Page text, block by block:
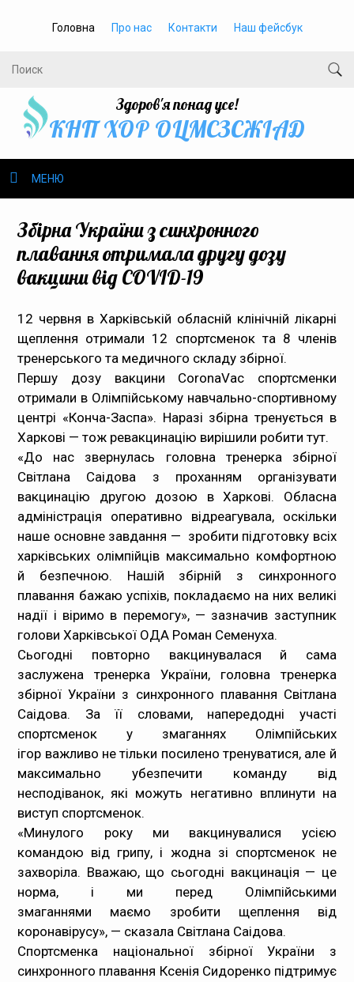
Головна Про нас Контакти Наш фейсбук
Здоров'я понад усе!
КНП ХОР ОЦМСЗСЖIАД
МЕНЮ
Громадське здоров’я
Громадянам
Медпрацівникам
Статистика
Документи
Контакти
Карта сайта
Збірна України з синхронного
плавання отримала другу дозу
вакцини від СОVID-19
12 червня в Харківській обласній клінічній лікарні
щеплення отримали 12 спортсменок та 8 членів
тренерського та медичного складу збірної.
Першу дозу вакцини CoronaVac спортсменки
отримали в Олімпійському навчально-спортивному
центрі «Конча-Заспа». Наразі збірна тренується в
Харкові — тож ревакцинацію вирішили робити тут.
«До нас звернулась головна тренерка збірної
Світлана Саідова з проханням організувати
вакцинацію другою дозою в Харкові. Обласна
адміністрація оперативно відреагувала, оскільки
наше основне завдання — зробити підготовку всіх
харківських олімпійців максимально комфортною
й безпечною. Нашій збірній з синхронного
плавання бажаю успіхів, покладаємо на них великі
надії і віримо в перемогу», — зазначив заступник
голови Харківської ОДА Роман Семенуха.
Сьогодні повторно вакцинувалася й сама
заслужена тренерка України, головна тренерка
збірної України з синхронного плавання Світлана
Саідова. За її словами, напередодні участі
спортсменок у змаганнях Олімпійських
ігор важливо не тільки посилено тренуватися, але й
максимально убезпечити команду від
несподіванок, які можуть негативно вплинути на
виступ спортсменок.
«Минулого року ми вакцинувалися усією
командою від грипу, і жодна зі спортсменок не
захворіла. Вважаю, що сьогодні вакцинація — це
норма, і ми перед Олімпійськими
змаганнями маємо зробити щеплення від
коронавірусу», — сказала Світлана Саідова.
Спортсменка національної збірної України з
синхронного плавання Ксенія Сидоренко підтримує